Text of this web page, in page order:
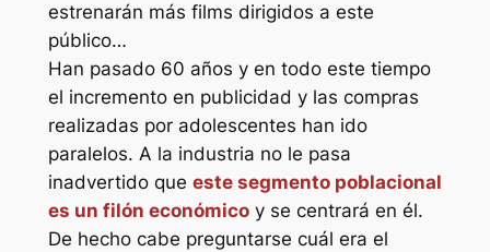
estrenarán más films dirigidos a este
público…
Han pasado 60 años y en todo este tiempo
el incremento en publicidad y las compras
realizadas por adolescentes han ido
paralelos. A la industria no le pasa
inadvertido que este segmento poblacional
es un filón económicoy se centrará en él.
De hecho cabe preguntarse cuál era el